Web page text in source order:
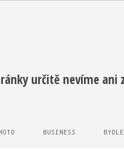
určitě nevíme ani
BUSINESS